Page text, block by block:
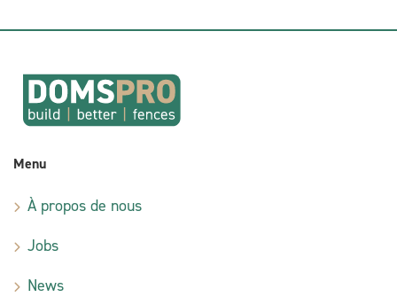
Menu
À propos de nous
Jobs
News